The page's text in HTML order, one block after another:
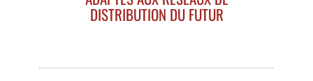
DISTRIBUTION DU FUTUR